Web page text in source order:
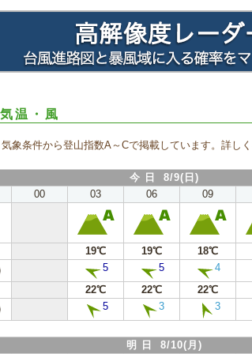
温・風
象条件から登山指数A～Cで掲載しています。詳し
今 日 8/9(日)
00 03 06 09
19℃ 19℃ 18℃
5 5 4
22℃ 22℃ 22℃
5 3 3
明 日 8/10(月)